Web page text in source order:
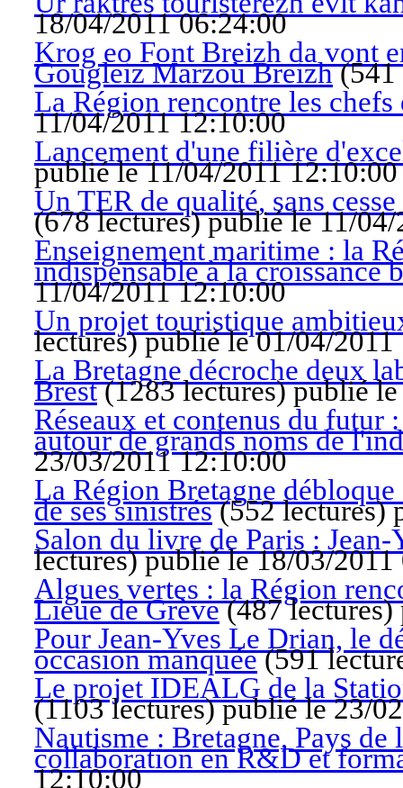
18/04/2011 06:24:00
Krog eo Font Breizh da vont
Gougleiz Marzoù Breizh(541
La Région rencontre les chefs
11/04/2011 12:10:00
Lancement d'une filière
publié le 11/04/2011 12:10:00
Un TER de qualité, sans
(678 lectures)publié le 11/
Enseignement maritime : la
indispensable à la croissance
11/04/2011 12:10:00
Un projet touristique
lectures)publié le 01/04/2011
La Bretagne décroche deux
Brest(1283 lectures)publié
Réseaux et contenus du
autour de grands noms de
23/03/2011 12:10:00
La Région Bretagne
de ses sinistrés(552 lectures)
Salon du livre de Paris :
lectures)publié le 18/03/2011
Algues vertes : la Région
Lieue de Grève(487 lectures)
Pour Jean-Yves Le Drian, le
occasion manquée(591
Le projet IDEALG de la
(1103 lectures)publié le 23/
Nautisme : Bretagne, Pays
collaboration en R&D et
12:10:00